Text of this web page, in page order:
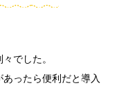
でした。
ったら便利だと導入